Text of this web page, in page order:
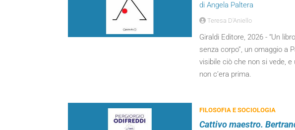
di Angela Paltera
Teresa D'Aniello
Giraldi Editore, 2026 - “Un
senza corpo”, un omaggio a
visibile ciò che non si vede,
non c’era prima.
FILOSOFIA E SOCIOLOGIA
Cattivo maestro.